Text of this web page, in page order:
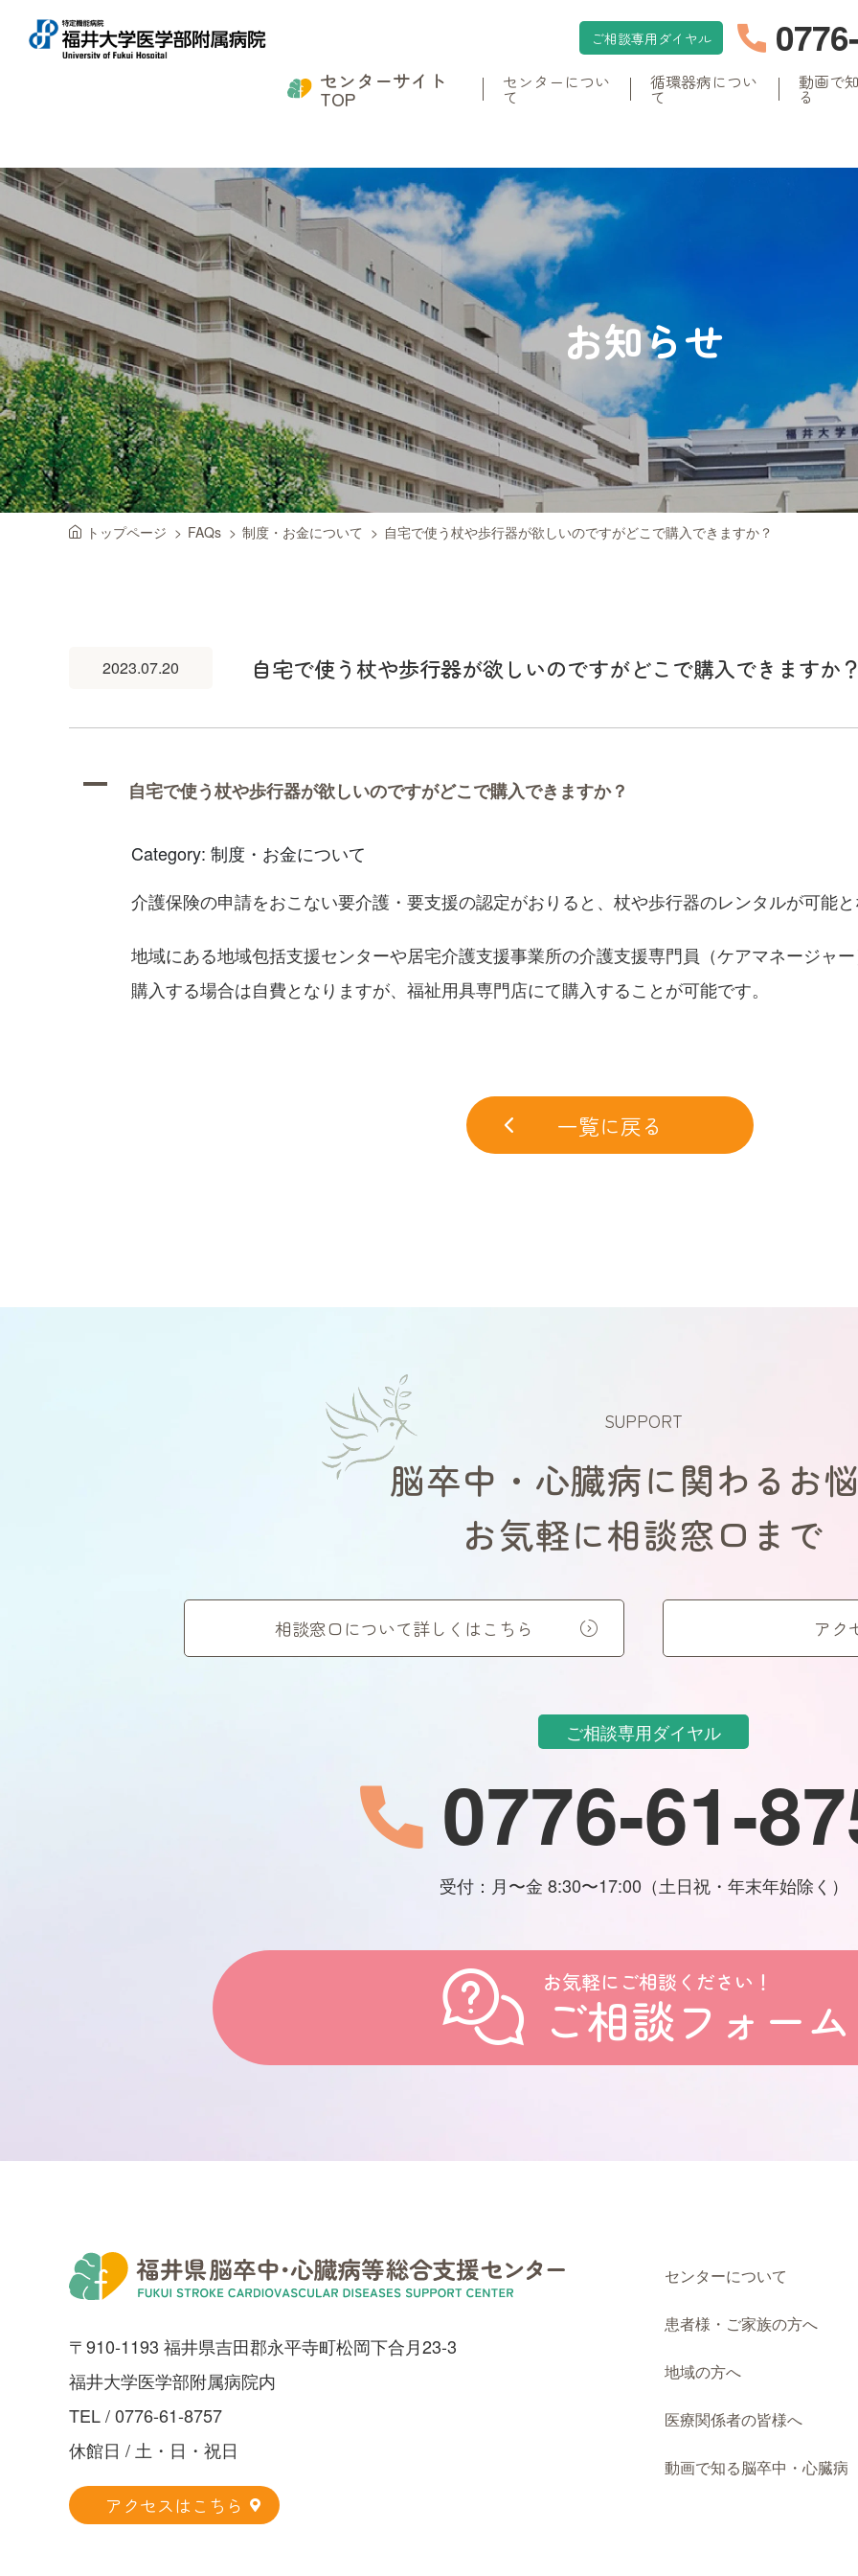
ご相談専用ダイヤル
センターサイト
TOP
センターについ
て
循環器病につい
て
動画で
る
お知らせ
トップページ FAQs 制度・お金について 自宅で使う杖や歩行器が欲しいのですがどこで購入できますか？
2023.07.20 自宅で使う杖や歩行器が欲しいのですがどこで購入できますか
A 自宅で使う杖や歩行器が欲しいのですがどこで購入できますか？
Category: 制度・お金について
介護保険の申請をおこない要介護・要支援の認定がおりると、杖や歩行器のレンタルが可能
地域にある地域包括支援センターや居宅介護支援事業所の介護支援専門員（ケアマネージャ
購入する場合は自費となりますが、福祉用具専門店にて購入することが可能です。
一覧に戻る
SUPPORT
脳卒中・心臓病に関わるお
お気軽に相談窓口まで
相談窓口について詳しくはこちら アク
ご相談専用ダイヤル
0776-61-
受付：月〜金 8:30〜17:00（土日祝・年末年始除く）
お気軽にご相談ください！
ご相談フォーム
〒910-1193 福井県吉田郡永平寺町松岡下合月23-3
福井大学医学部附属病院内
TEL /0776-61-8757
休館日 / 土・日・祝日
アクセスはこちら
センターについて
患者様・ご家族の方へ
地域の方へ
医療関係者の皆様へ
動画で知る脳卒中・心臓病